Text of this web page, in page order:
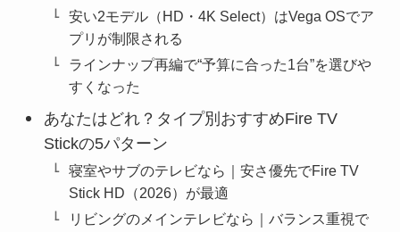
安い2モデル（HD・4K Select）はVega OSでア
プリが制限される
ラインナップ再編で“予算に合った1台”を選びや
すくなった
あなたはどれ？タイプ別おすすめFire TV
Stickの5パターン
寝室やサブのテレビなら｜安さ優先でFire TV
Stick HD（2026）が最適
リビングのメインテレビなら｜バランス重視で